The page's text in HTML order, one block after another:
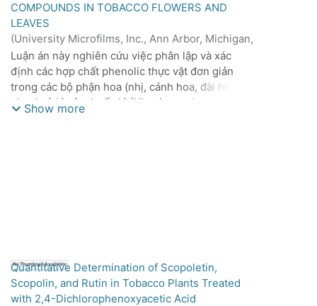
COMPOUNDS IN TOBACCO FLOWERS AND
LEAVES
(University Microfilms, Inc., Ann Arbor, Michigan,
1962 )Ronald Watanabe
Luận án này nghiên cứu việc phân lập và xác
định các hợp chất phenolic thực vật đơn giản
trong các bộ phận hoa (nhị, cánh hoa, đài hoa,
nhụy) và lá cây thuốc lá (Nicotiana tabacum L.).
Phương pháp sắc ký giấy được sử dụng để phân
Show more
No Thumbnail Available
Quantitative Determination of Scopoletin,
Scopolin, and Rutin in Tobacco Plants Treated
with 2,4-Dichlorophenoxyacetic Acid